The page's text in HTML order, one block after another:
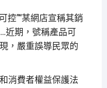
”“某網店宣稱其銷
近期，號稱產品可
，嚴重誤導民眾的
費者權益保護法